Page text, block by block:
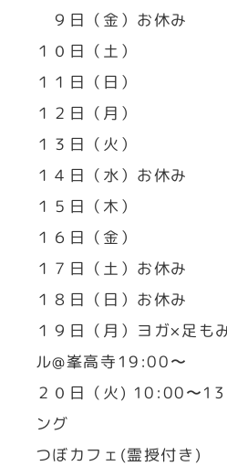
９日（金）お休み
１０日（土）
１１日（日）
１２日（月）
１３日（火）
１４日（水）お休み
１５日（木）
１６日（金）
１７日（土）お休み
１８日（日）お休み
１９日（月）ヨガ×足も
ル@峯高寺19:00〜
２０日（火) 10:00〜
ング
つぼカフェ(霊授付き)